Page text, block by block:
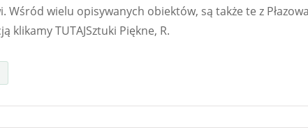
Wśród wielu opisywanych obiektów, są także te z
klikamy TUTAJSztuki Piękne, R.